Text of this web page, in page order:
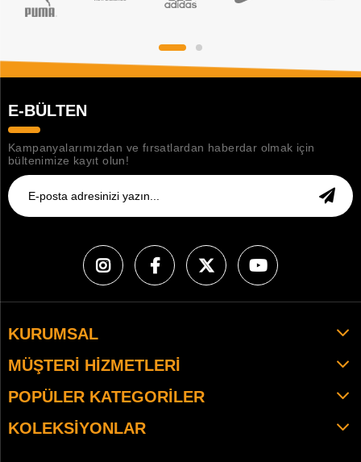
E-BÜLTEN
Kampanyalarımızdan ve fırsatlardan haberdar olmak için
bültenimize kayıt olun!
KURUMSAL
MÜŞTERI HIZMETLERI
POPÜLER KATEGORILER
KOLEKSIYONLAR